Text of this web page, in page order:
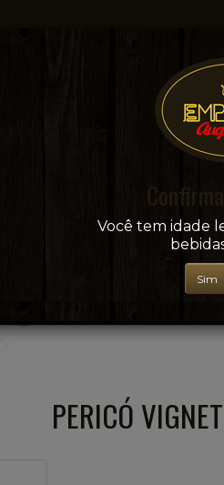
Sua conveniência e
+ BEBIDAS
PERICÓ
Você tem idade
Sim